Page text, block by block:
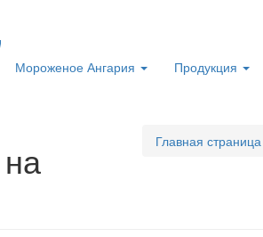
Мороженое Ангария Продукция
Главная страница